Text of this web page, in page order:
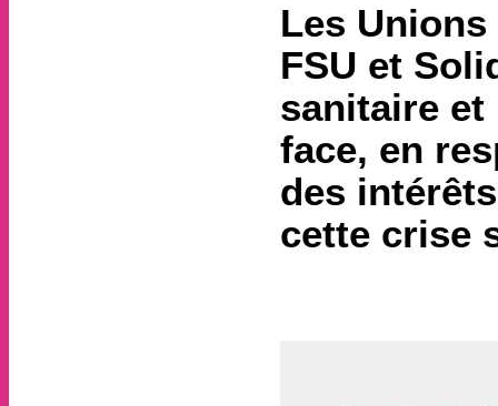
Les Unions
FSU et
sanitaire
face, en
des
cette crise